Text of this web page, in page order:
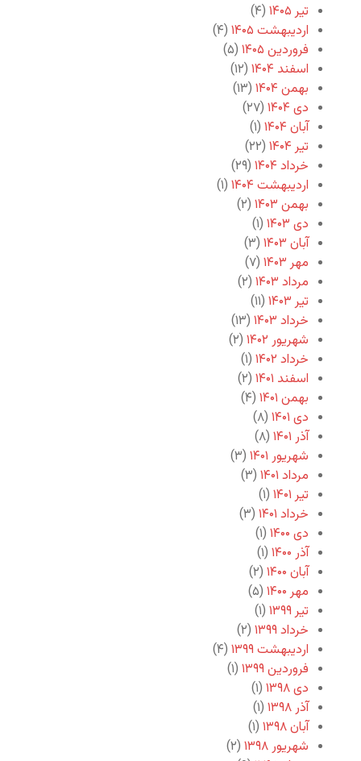
تیر ۱۴۰۵
(۴)
اردیبهشت ۱۴۰۵
(۴)
فروردین ۱۴۰۵
(۵)
اسفند ۱۴۰۴
(۱۲)
بهمن ۱۴۰۴
(۱۳)
دی ۱۴۰۴
(۲۷)
آبان ۱۴۰۴
(۱)
تیر ۱۴۰۴
(۲۲)
خرداد ۱۴۰۴
(۲۹)
اردیبهشت ۱۴۰۴
(۱)
بهمن ۱۴۰۳
(۲)
دی ۱۴۰۳
(۱)
آبان ۱۴۰۳
(۳)
مهر ۱۴۰۳
(۷)
مرداد ۱۴۰۳
(۲)
تیر ۱۴۰۳
(۱۱)
خرداد ۱۴۰۳
(۱۳)
شهریور ۱۴۰۲
(۲)
خرداد ۱۴۰۲
(۱)
اسفند ۱۴۰۱
(۲)
بهمن ۱۴۰۱
(۴)
دی ۱۴۰۱
(۸)
آذر ۱۴۰۱
(۸)
شهریور ۱۴۰۱
(۳)
مرداد ۱۴۰۱
(۳)
تیر ۱۴۰۱
(۱)
خرداد ۱۴۰۱
(۳)
دی ۱۴۰۰
(۱)
آذر ۱۴۰۰
(۱)
آبان ۱۴۰۰
(۲)
مهر ۱۴۰۰
(۵)
تیر ۱۳۹۹
(۱)
خرداد ۱۳۹۹
(۲)
اردیبهشت ۱۳۹۹
(۴)
فروردین ۱۳۹۹
(۱)
دی ۱۳۹۸
(۱)
آذر ۱۳۹۸
(۱)
آبان ۱۳۹۸
(۱)
شهریور ۱۳۹۸
(۲)